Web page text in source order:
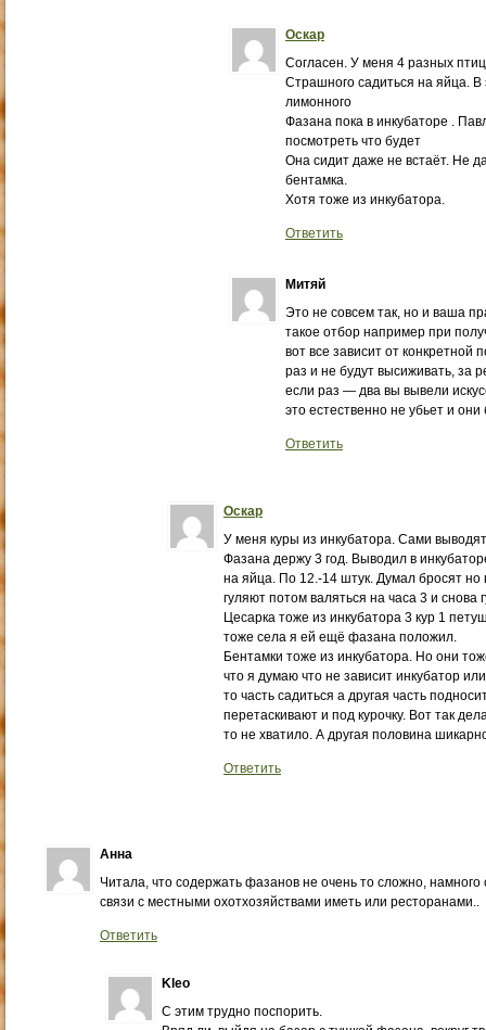
Оскар
Согласен. У меня 4 разных
Страшного садиться на яйца. В
лимонного
Фазана пока в инкубаторе .
посмотреть что будет
Она сидит даже не встаёт. Не
бентамка.
Хотя тоже из инкубатора.
Ответить
Митяй
Это не совсем так, но и ваша
такое отбор например при
вот все зависит от
раз и не будут высиживать, за
если раз — два вы вывели
это естественно не убьет и
Ответить
Оскар
У меня куры из инкубатора. Сами
Фазана держу 3 год. Выводил в
на яйца. По 12.-14 штук. Думал бросят но
гуляют потом валяться на часа 3 и
Цесарка тоже из инкубатора 3 кур 1
тоже села я ей ещё фазана положил.
Бентамки тоже из инкубатора. Но они
что я думаю что не зависит инкубатор
то часть садиться а другая часть
перетаскивают и под курочку. Вот так
то не хватило. А другая половина
Ответить
Анна
Читала, что содержать фазанов не очень то сложно,
связи с местными охотхозяйствами иметь или ресторанами..
Ответить
Kleo
С этим трудно поспорить.